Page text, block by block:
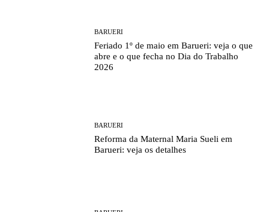
BARUERI
Feriado 1º de maio em Barueri: veja o que
abre e o que fecha no Dia do Trabalho
2026
BARUERI
Reforma da Maternal Maria Sueli em
Barueri: veja os detalhes